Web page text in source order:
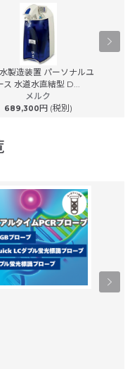
製造装置 パーソナルユ
ス 水道水直結型 D...
メルク
689,300円 (税別)